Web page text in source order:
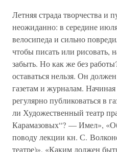
Летняя страда творчества и
неожиданно: в середине
велосипеда и сильно
чтобы писать или рисовать,
забыть. Но как же без
оставаться нельзя. Он
газетам и журналам.
регулярно публиковаться в
ли Художественный театр
Карамазовых“? — Имел»,
поводу лекции кн. С.
театре)», «Каким должен